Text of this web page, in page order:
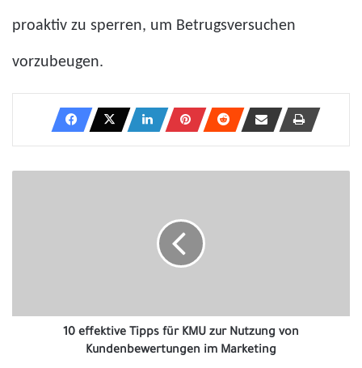
proaktiv zu sperren, um Betrugsversuchen
vorzubeugen.
Kundenbewertungen
10 effektive Tipps für KMU zur Nutzung von
Kundenbewertungen im Marketing